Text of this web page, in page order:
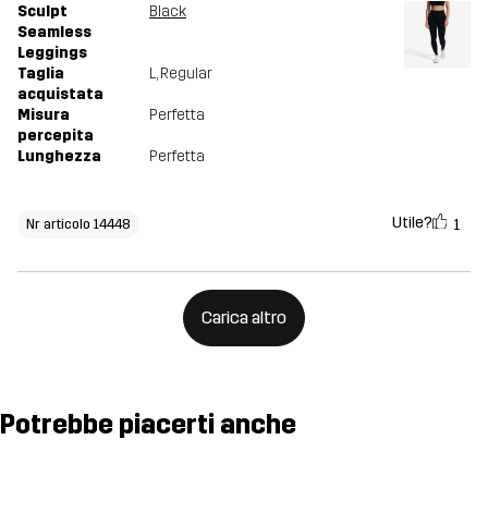
Sculpt
Seamless
Leggings
Black
Taglia
acquistata
L, Regular
Misura
percepita
Perfetta
Lunghezza Perfetta
Nr articolo 14448 Utile? 1
Carica altro
Potrebbe piacerti anche